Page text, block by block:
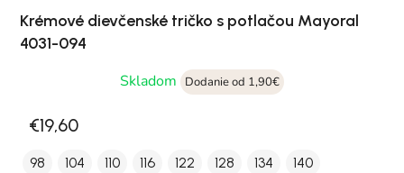
Krémové dievčenské tričko s potlačou Mayoral
4031-094
Skladom
Dodanie od 1,90€
€19,60
98 104 110 116 122 128 134 140